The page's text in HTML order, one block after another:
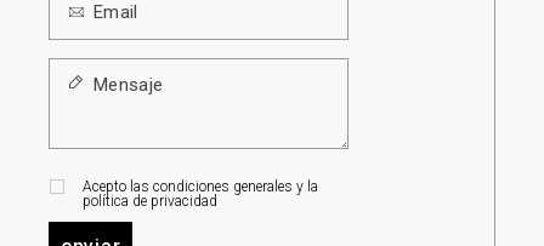
Acepto las condiciones generales y la
política de privacidad